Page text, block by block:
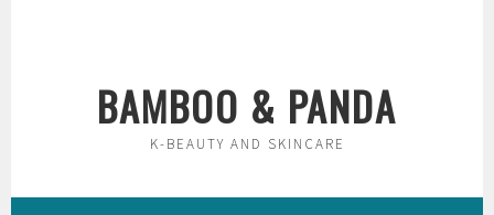
BAMBOO & PANDA
K-BEAUTY AND SKINCARE